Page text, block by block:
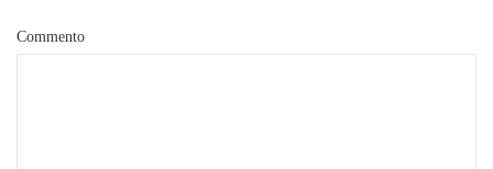
Commento